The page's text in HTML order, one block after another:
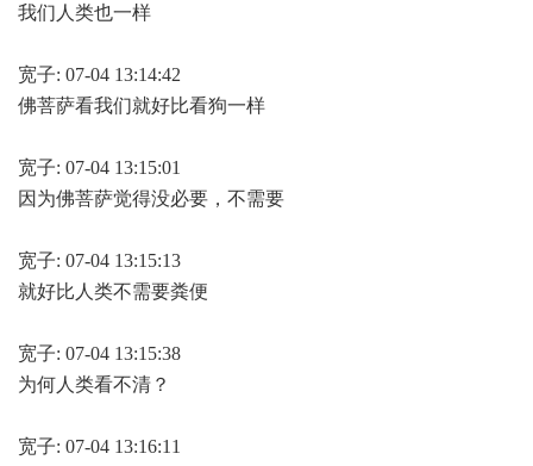
我们人类也一样
宽子: 07-04 13:14:42
佛菩萨看我们就好比看狗一样
宽子: 07-04 13:15:01
因为佛菩萨觉得没必要，不需要
宽子: 07-04 13:15:13
就好比人类不需要粪便
宽子: 07-04 13:15:38
为何人类看不清？
宽子: 07-04 13:16:11